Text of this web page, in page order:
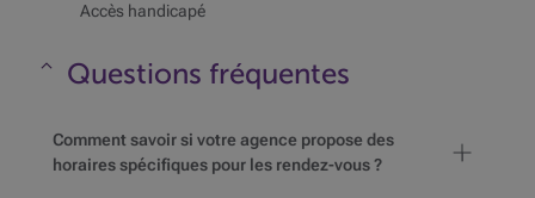
Accès handicapé
Masquer
Questions fréquentes
Comment savoir si votre agence propose des
horaires spécifiques pour les rendez-vous ?